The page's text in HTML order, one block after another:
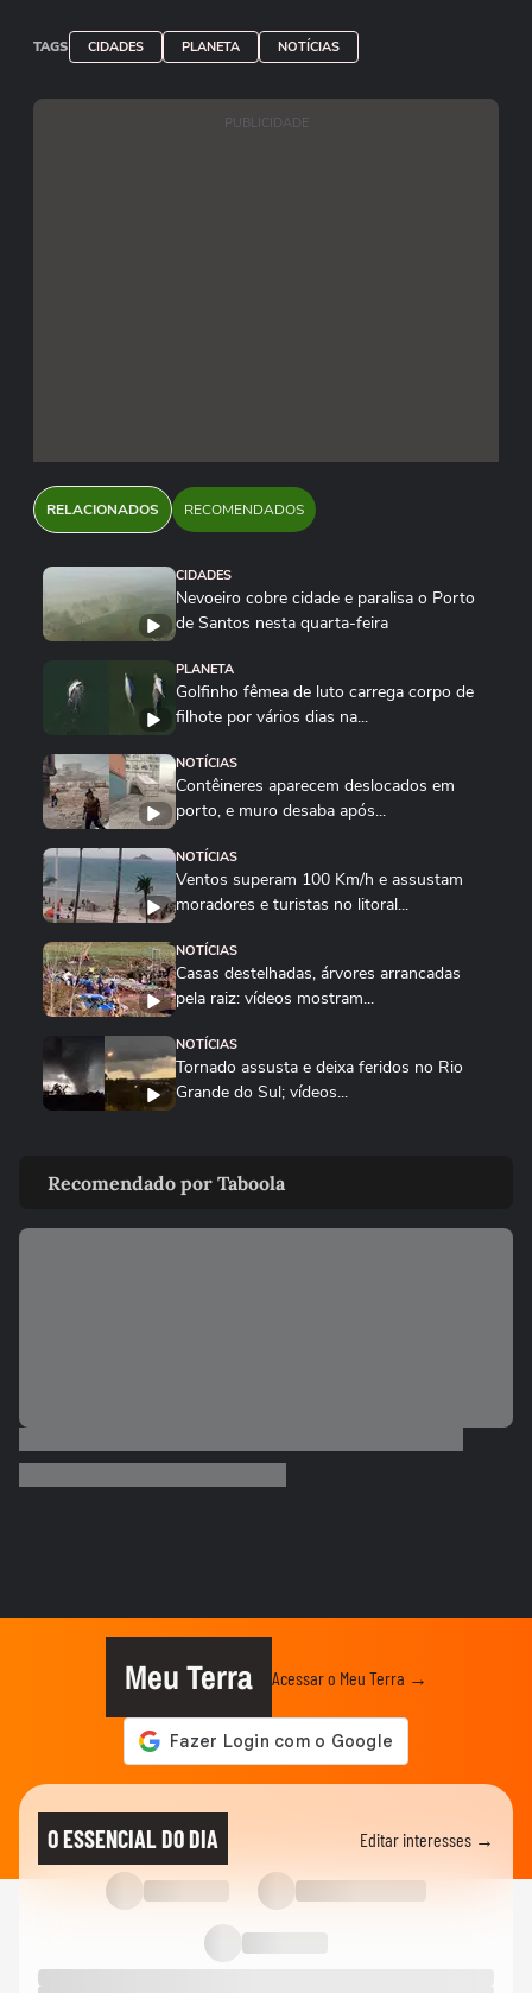
Reprodução/Walter Luiz/Facebook
Reprodução/Super Canal/Facebook
TAGS CIDADES PLANETA NOTÍCIAS
PUBLICIDADE
RELACIONADOS RECOMENDADOS
CIDADES
Nevoeiro cobre cidade e paralisa o Porto
de Santos nesta quarta-feira
PLANETA
Golfinho fêmea de luto carrega corpo de
filhote por vários dias na...
NOTÍCIAS
Contêineres aparecem deslocados em
porto, e muro desaba após...
NOTÍCIAS
Ventos superam 100 Km/h e assustam
moradores e turistas no litoral...
NOTÍCIAS
Casas destelhadas, árvores arrancadas
pela raiz: vídeos mostram...
NOTÍCIAS
Tornado assusta e deixa feridos no Rio
Grande do Sul; vídeos...
500 casas no RS; vídeos...
CIDADES
‘debaixo d’água’ na véspera da...
SC registra ao menos 19 cidades com
temperaturas negativas; vídeo...
Papagaio sobrevive por uma semana sob
escombros de prédio e é...
Vazão das Cataratas do Iguaçu está 4
vezes maior que média e chega...
Recomendado por Taboola
Meu Terra Acessar o Meu Terra →
O ESSENCIAL DO DIA Editar interesses →